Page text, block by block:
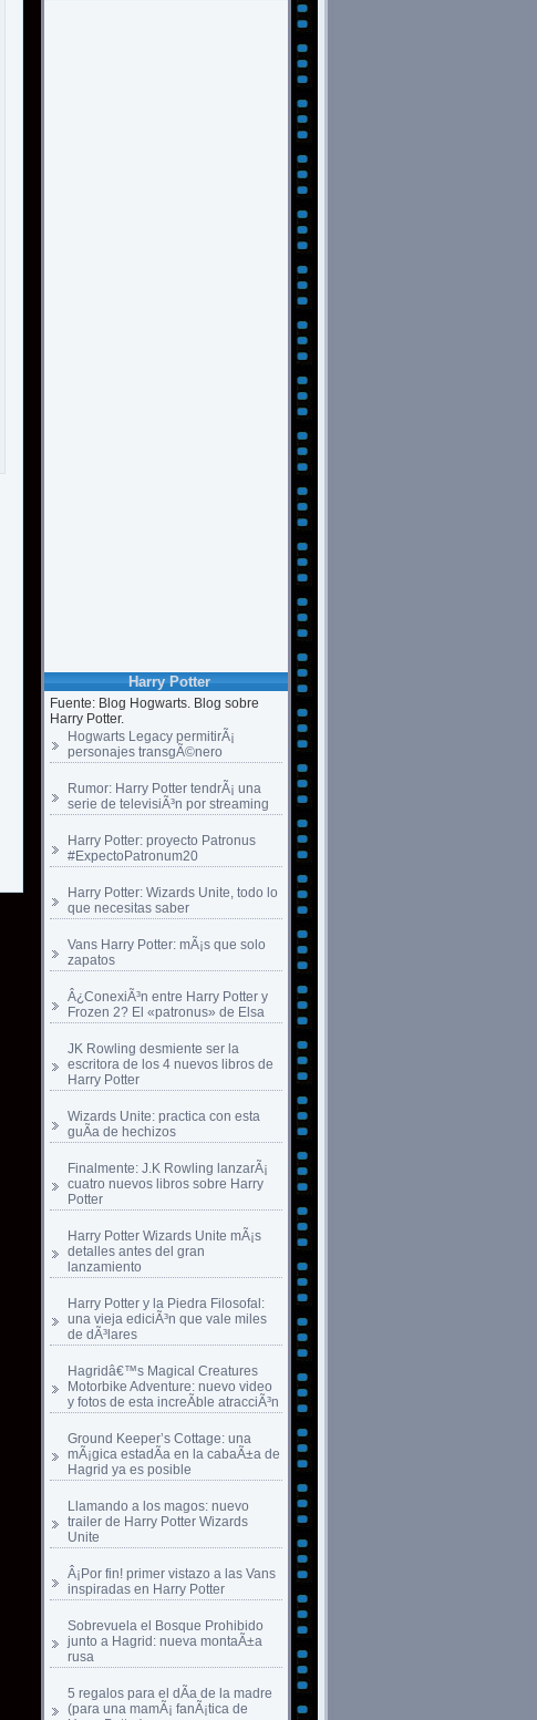
Harry Potter
Fuente: Blog Hogwarts. Blog sobre
Harry Potter.
Hogwarts Legacy permitirÃ¡
personajes transgÃ©nero
Rumor: Harry Potter tendrÃ¡ una
serie de televisiÃ³n por streaming
Harry Potter: proyecto Patronus
#ExpectoPatronum20
Harry Potter: Wizards Unite, todo lo
que necesitas saber
Vans Harry Potter: mÃ¡s que solo
zapatos
Â¿ConexiÃ³n entre Harry Potter y
Frozen 2? El «patronus» de Elsa
JK Rowling desmiente ser la
escritora de los 4 nuevos libros de
Harry Potter
Wizards Unite: practica con esta
guÃ­a de hechizos
Finalmente: J.K Rowling lanzarÃ¡
cuatro nuevos libros sobre Harry
Potter
Harry Potter Wizards Unite mÃ¡s
detalles antes del gran
lanzamiento
Harry Potter y la Piedra Filosofal:
una vieja ediciÃ³n que vale miles
de dÃ³lares
Hagridâ€™s Magical Creatures
Motorbike Adventure: nuevo video
y fotos de esta increÃ­ble atracciÃ³n
Ground Keeper’s Cottage: una
mÃ¡gica estadÃ­a en la cabaÃ±a de
Hagrid ya es posible
Llamando a los magos: nuevo
trailer de Harry Potter Wizards
Unite
Â¡Por fin! primer vistazo a las Vans
inspiradas en Harry Potter
Sobrevuela el Bosque Prohibido
junto a Hagrid: nueva montaÃ±a
rusa
5 regalos para el dÃ­a de la madre
(para una mamÃ¡ fanÃ¡tica de